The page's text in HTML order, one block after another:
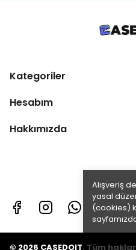
Alışveriş
yasal
(cookies)
Kategoriler
Hesabım
Hakkımızda
© 2026 CASEDOIT. Tüm